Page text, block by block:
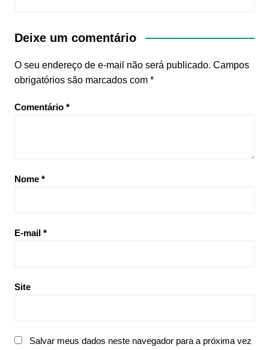
Deixe um comentário
O seu endereço de e-mail não será publicado. Campos
obrigatórios são marcados com *
Comentário *
Nome *
E-mail *
Site
Salvar meus dados neste navegador para a próxima vez